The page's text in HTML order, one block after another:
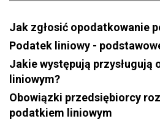
Jak zgłosić opodatkowanie
Podatek liniowy -
Jakie występują przysługują
liniowym?
Obowiązki przedsiębiorcy
podatkiem liniowym